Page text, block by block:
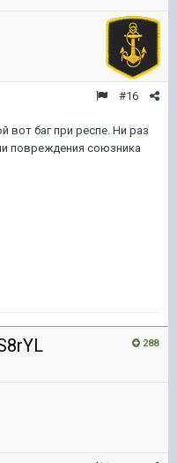
#16
вот баг при респе. Ни раз
повреждения союзника
288